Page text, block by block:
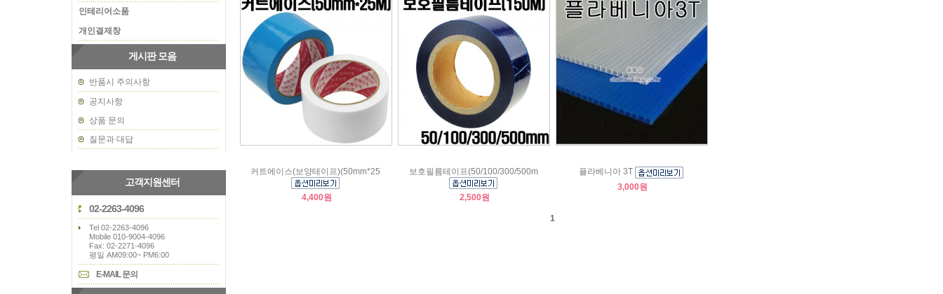
인테리어소품
개인결제창
게시판 모음
반품시 주의사항
공지사항
상품 문의
질문과 대답
고객지원센터
02-2263-4096
Tel 02-2263-4096
Mobile 010-9004-4096
Fax: 02-2271-4096
평일 AM09:00~ PM6:00
E-MAIL 문의
커트에이스(보양테이프)(50mm*25
4,400원
보호필름테이프(50/100/300/500m
2,500원
플라베니아 3T
3,000원
1